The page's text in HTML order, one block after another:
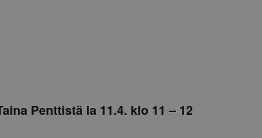
Penttistä la 11.4. klo 11 – 12